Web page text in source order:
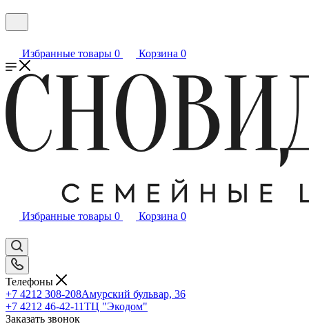
Избранные товары 0 Корзина 0
Избранные товары 0 Корзина 0
Телефоны
+7 4212 308-208Амурский бульвар, 36
+7 4212 46-42-11ТЦ "Экодом"
Заказать звонок